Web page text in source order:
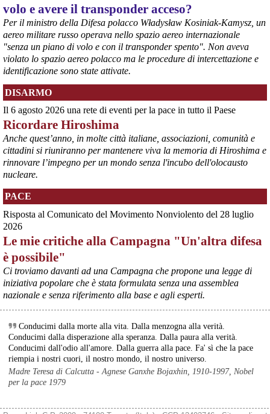
@peacelink - 6/8/2026 21:35
Ultimi cento milioni di euro per l’ex Ilva, poi non saranno più
possibili nuovi aiuti di Stato. Lo ha confermato il ministro Adolfo
Urso durante l’incontro al Mimit con le imprese dell’indotto: la
tranche conclusiva del prestito autorizzato dall’Unione europea
dovrà essere erogata entro il 9 agosto e restituita dal futuro
acquirente.
Fonte: Studio100
#ILVA
@peacelink - 6/8/2026 21:08
Il governatore di Puglia Decaro esce dal vertice al Mimit più
preoccupato di come era entrato, lamentando l’assenza di certezze
sulla procedura di gara e ribadendo la necessità di un ruolo diretto
dello Stato.
Anche il sindaco di Taranto, Bitetti, chiede un piano industriale
chiaro, garanzie sulla salute e strumenti di tutela per i lavoratori
dell’area a freddo. La Provincia parla di un tavolo “senza decisioni”.
Fonte: Cronache Tarantine
#ILVA
@peacelink - 6/8/2026 21:08
cronachetarantine.it/index.php
Il ministro ha ribadito che il Governo applicherà la sentenza, ma
sociale”, tutelando i lavoratori dell’Ilva e dell’indotto e garantendo la
volo e avere il transponder acceso?
Per il ministro della Difesa polacco Władysław Kosiniak-Kamysz, un
aereo militare russo operava nello spazio aereo internazionale
"senza un piano di volo e con il transponder spento". Non aveva
violato lo spazio aereo polacco ma le procedure di intercettazione e
identificazione sono state attivate.
DISARMO
Il 6 agosto 2026 una rete di eventi per la pace in tutto il Paese
Ricordare Hiroshima
Anche quest’anno, in molte città italiane, associazioni, comunità e
cittadini si riuniranno per mantenere viva la memoria di Hiroshima e
rinnovare l’impegno per un mondo senza l'incubo dell'olocausto
nucleare.
PACE
Risposta al Comunicato del Movimento Nonviolento del 28 luglio
2026
Le mie critiche alla Campagna "Un'altra difesa
è possibile"
Ci troviamo davanti ad una Campagna che propone una legge di
iniziativa popolare che è stata formulata senza una assemblea
nazionale e senza riferimento alla base e agli esperti.
Conducimi dalla morte alla vita. Dalla menzogna alla verità.
Conducimi dalla disperazione alla speranza. Dalla paura alla verità.
Conducimi dall'odio all'amore. Dalla guerra alla pace. Fa' sì che la pace
riempia i nostri cuori, il nostro mondo, il nostro universo.
Madre Teresa di Calcutta - Agnese Ganxhe Bojaxhin, 1910-1997, Nobel
per la pace 1979